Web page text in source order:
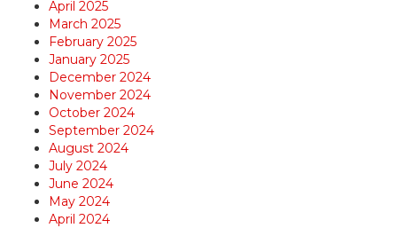
April 2025
March 2025
February 2025
January 2025
December 2024
November 2024
October 2024
September 2024
August 2024
July 2024
June 2024
May 2024
April 2024